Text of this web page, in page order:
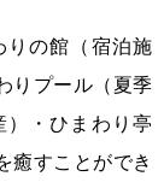
りの館（宿泊施
りプール（夏季
）・ひまわり亭
癒すことができ